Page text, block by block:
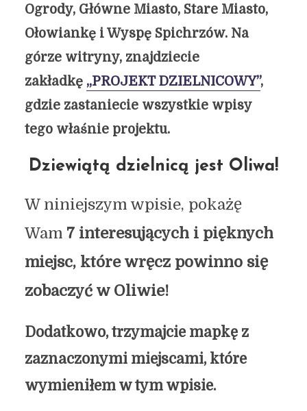
Ogrody, Główne Miasto, Stare Miasto,
Ołowiankę i Wyspę Spichrzów. Na
górze witryny, znajdziecie
zakładkę „PROJEKT DZIELNICOWY”,
gdzie zastaniecie wszystkie wpisy
tego właśnie projektu.
Dziewiątą dzielnicą jest Oliwa!
W niniejszym wpisie, pokażę
Wam 7 interesujących i pięknych
miejsc, które wręcz powinno się
zobaczyć w Oliwie!
Dodatkowo, trzymajcie mapkę z
zaznaczonymi miejscami, które
wymieniłem w tym wpisie.